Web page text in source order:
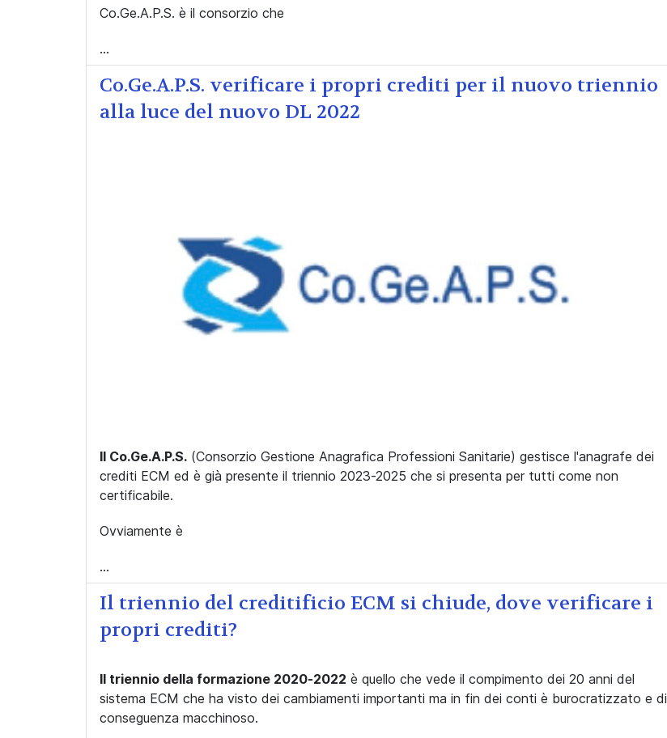
Co.Ge.A.P.S. è il consorzio che
...
Co.Ge.A.P.S. verificare i propri crediti per il nuovo triennio
alla luce del nuovo DL 2022
Il Co.Ge.A.P.S. (Consorzio Gestione Anagrafica Professioni Sanitarie) gestisce l'anagrafe dei
crediti ECM ed è già presente il triennio 2023-2025 che si presenta per tutti come non
certificabile.
Ovviamente è
...
Il triennio del creditificio ECM si chiude, dove verificare i
propri crediti?
Il triennio della formazione 2020-2022 è quello che vede il compimento dei 20 anni del
sistema ECM che ha visto dei cambiamenti importanti ma in fin dei conti è burocratizzato e di
conseguenza macchinoso.